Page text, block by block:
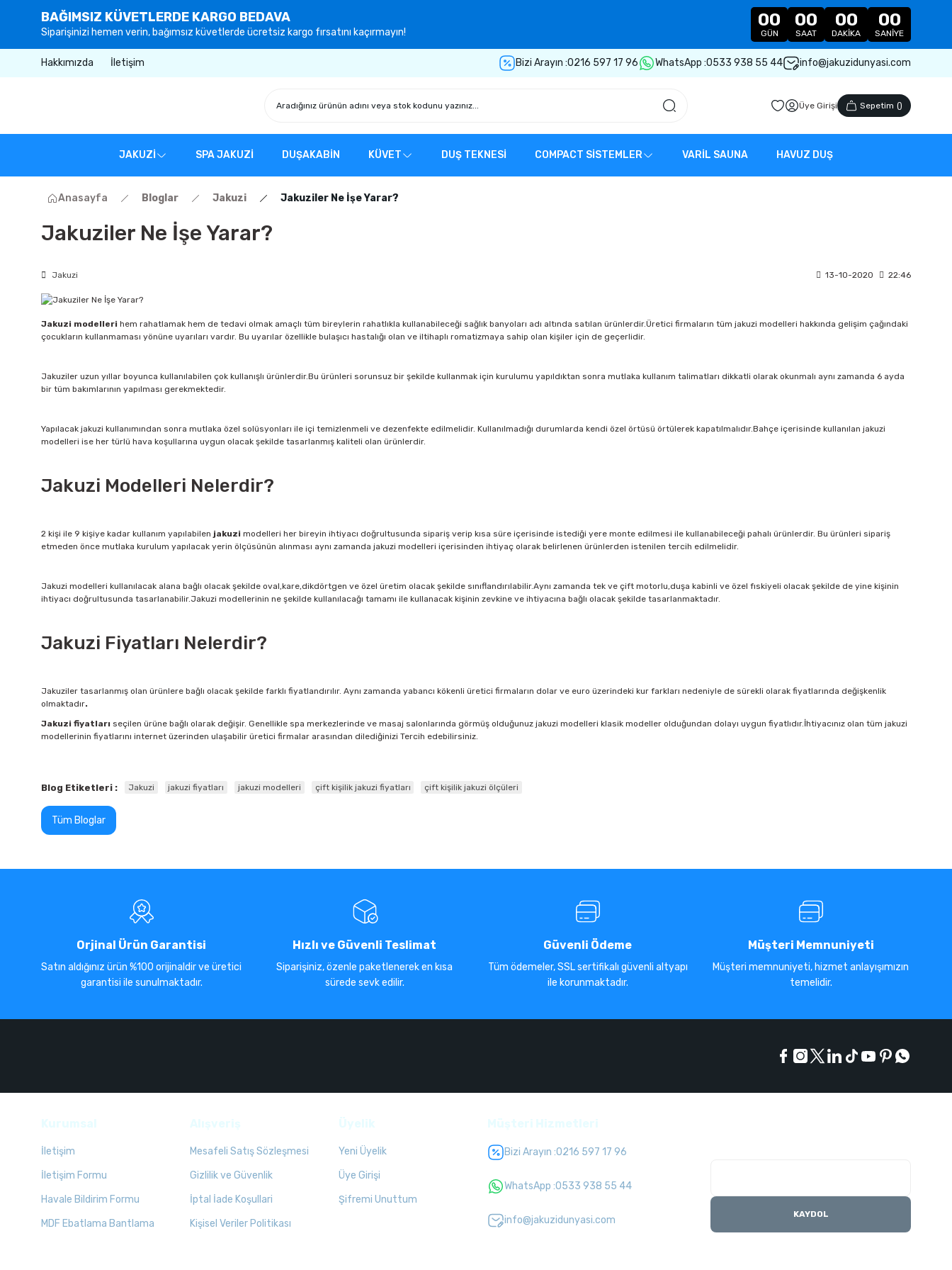
BAĞIMSIZ KÜVETLERDE KARGO BEDAVA
Siparişinizi hemen verin, bağımsız küvetlerde ücretsiz kargo fırsatını kaçırmayın!
00
GÜN
00
SAAT
00
DAKIKA
00
SANIYE
Hakkımızda İletişim Bizi Arayın :0216 597 17 96 WhatsApp :0533 938 55 44 info@jakuzidunyasi.com
Üye Girişi Sepetim ()
JAKUZİ SPA JAKUZİ DUŞAKABİN KÜVET DUŞ TEKNESİ COMPACT SİSTEMLER VARİL SAUNA HAVUZ DUŞ
Anasayfa Bloglar Jakuzi Jakuziler Ne İşe Yarar?
Jakuziler Ne İşe Yarar?
Jakuzi 13-10-2020 22:46
Jakuzi modelleri hem rahatlamak hem de tedavi olmak amaçlı tüm bireylerin rahatlıkla kullanabileceği sağlık banyoları adı altında satılan ürünlerdir.Üretici firmaların tüm jakuzi modelleri hakkında gelişim çağındaki
çocukların kullanmaması yönüne uyarıları vardır. Bu uyarılar özellikle bulaşıcı hastalığı olan ve iltihaplı romatizmaya sahip olan kişiler için de geçerlidir.
Jakuziler uzun yıllar boyunca kullanılabilen çok kullanışlı ürünlerdir.Bu ürünleri sorunsuz bir şekilde kullanmak için kurulumu yapıldıktan sonra mutlaka kullanım talimatları dikkatli olarak okunmalı aynı zamanda 6 ayda
bir tüm bakımlarının yapılması gerekmektedir.
Yapılacak jakuzi kullanımından sonra mutlaka özel solüsyonları ile içi temizlenmeli ve dezenfekte edilmelidir. Kullanılmadığı durumlarda kendi özel örtüsü örtülerek kapatılmalıdır.Bahçe içerisinde kullanılan jakuzi
modelleri ise her türlü hava koşullarına uygun olacak şekilde tasarlanmış kaliteli olan ürünlerdir.
Jakuzi Modelleri Nelerdir?
2 kişi ile 9 kişiye kadar kullanım yapılabilen jakuzi modelleri her bireyin ihtiyacı doğrultusunda sipariş verip kısa süre içerisinde istediği yere monte edilmesi ile kullanabileceği pahalı ürünlerdir. Bu ürünleri sipariş
etmeden önce mutlaka kurulum yapılacak yerin ölçüsünün alınması aynı zamanda jakuzi modelleri içerisinden ihtiyaç olarak belirlenen ürünlerden istenilen tercih edilmelidir.
Jakuzi modelleri kullanılacak alana bağlı olacak şekilde oval,kare,dikdörtgen ve özel üretim olacak şekilde sınıflandırılabilir.Aynı zamanda tek ve çift motorlu,duşa kabinli ve özel fıskiyeli olacak şekilde de yine kişinin
ihtiyacı doğrultusunda tasarlanabilir.Jakuzi modellerinin ne şekilde kullanılacağı tamamı ile kullanacak kişinin zevkine ve ihtiyacına bağlı olacak şekilde tasarlanmaktadır.
Jakuzi Fiyatları Nelerdir?
Jakuziler tasarlanmış olan ürünlere bağlı olacak şekilde farklı fiyatlandırılır. Aynı zamanda yabancı kökenli üretici firmaların dolar ve euro üzerindeki kur farkları nedeniyle de sürekli olarak fiyatlarında değişkenlik
olmaktadır.
Jakuzi fiyatları seçilen ürüne bağlı olarak değişir. Genellikle spa merkezlerinde ve masaj salonlarında görmüş olduğunuz jakuzi modelleri klasik modeller olduğundan dolayı uygun fiyatlıdır.İhtiyacınız olan tüm jakuzi
modellerinin fiyatlarını internet üzerinden ulaşabilir üretici firmalar arasından dilediğinizi Tercih edebilirsiniz.
Blog Etiketleri : Jakuzi jakuzi fiyatları jakuzi modelleri çift kişilik jakuzi fiyatları çift kişilik jakuzi ölçüleri
Tüm Bloglar
Orjinal Ürün Garantisi
Satın aldığınız ürün %100 orijinaldir ve üretici
garantisi ile sunulmaktadır.
Hızlı ve Güvenli Teslimat
Siparişiniz, özenle paketlenerek en kısa
sürede sevk edilir.
Güvenli Ödeme
Tüm ödemeler, SSL sertifikalı güvenli altyapı
ile korunmaktadır.
Müşteri Memnuniyeti
Müşteri memnuniyeti, hizmet anlayışımızın
temelidir.
İletişim
İletişim Formu
Havale Bildirim Formu
MDF Ebatlama Bantlama
Mesafeli Satış Sözleşmesi
Gizlilik ve Güvenlik
İptal İade Koşullari
Kişisel Veriler Politikası
Yeni Üyelik
Üye Girişi
Şifremi Unuttum
Bizi Arayın :0216 597 17 96
WhatsApp :0533 938 55 44
info@jakuzidunyasi.com KAYDOL